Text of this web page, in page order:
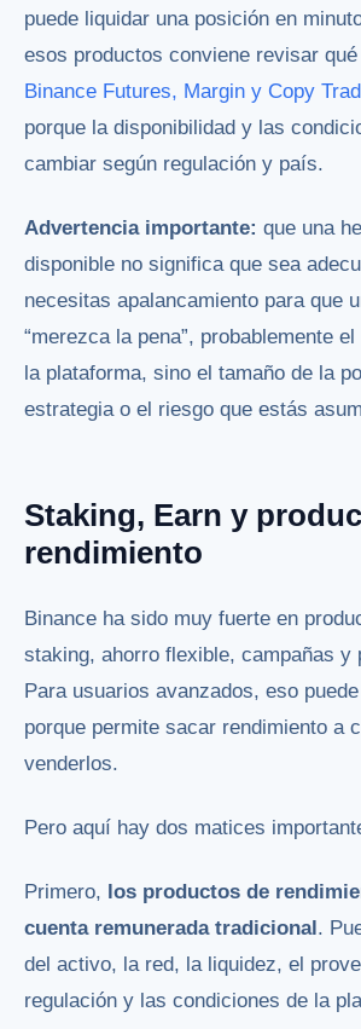
puede liquidar una posición en
esos productos conviene revisar
Binance Futures, Margin y Copy
porque la disponibilidad y las
cambiar según regulación y país.
Advertencia importante: que una
disponible no significa que sea
necesitas apalancamiento para que
“merezca la pena”, probablemente
la plataforma, sino el tamaño de la
estrategia o el riesgo que estás
Staking, Earn y
rendimiento
Binance ha sido muy fuerte en
staking, ahorro flexible, campañas y
Para usuarios avanzados, eso
porque permite sacar rendimiento a
venderlos.
Pero aquí hay dos matices
Primero, los productos de
cuenta remunerada tradicional.
del activo, la red, la liquidez, el
regulación y las condiciones de la